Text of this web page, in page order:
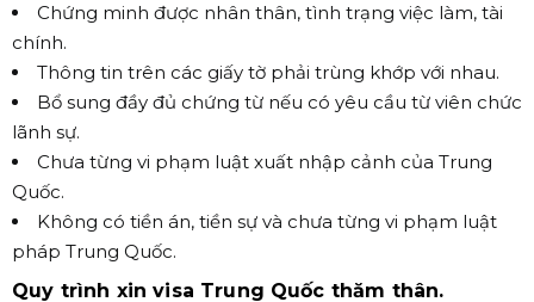
Chứng minh được nhân thân, tình trạng việc làm, tài
chính.
Thông tin trên các giấy tờ phải trùng khớp với nhau.
Bổ sung đầy đủ chứng từ nếu có yêu cầu từ viên chức
lãnh sự.
Chưa từng vi phạm luật xuất nhập cảnh của Trung
Quốc.
Không có tiền án, tiền sự và chưa từng vi phạm luật
pháp Trung Quốc.
Quy trình xin visa Trung Quốc thăm thân.